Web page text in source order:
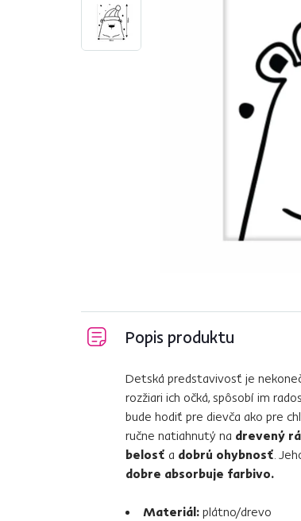
Popis produktu
Detská predstavivosť je
rozžiari ich očká, spôsobí im
bude hodiť pre dievča ako pre
ručne natiahnutý na drevený
belosť a dobrú ohybnosť .
dobre absorbuje farbivo.
Materiál: plátno/drevo